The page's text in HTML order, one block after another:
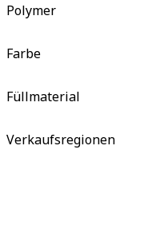
Polymer
Farbe
Füllmaterial
Verkaufsregionen